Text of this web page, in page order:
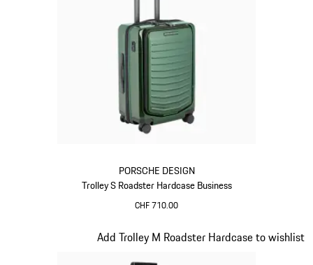
PORSCHE DESIGN
Trolley S Roadster Hardcase Business
CHF 710.00
Add Trolley M Roadster Hardcase to wishlist
Diapositiva 13 di 20